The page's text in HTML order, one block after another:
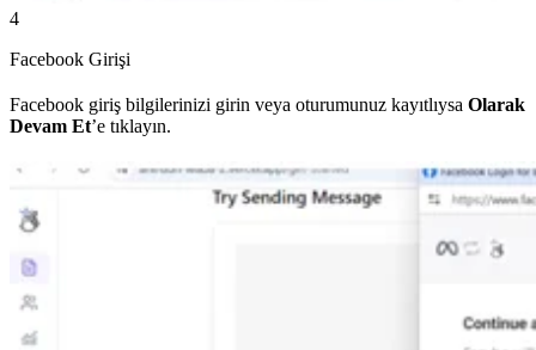
4
Facebook Girişi
Facebook giriş bilgilerinizi girin veya oturumunuz kayıtlıysa Olarak
Devam Et’e tıklayın.